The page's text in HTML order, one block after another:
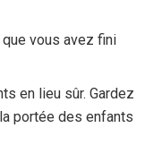
vous avez fini
en lieu sûr. Gardez
portée des enfants